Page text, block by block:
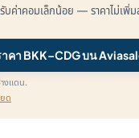
รับค่าคอมเล็กน้อย — ราคาไม่เ
คา BKK–CDG บน
งแดน.
ด